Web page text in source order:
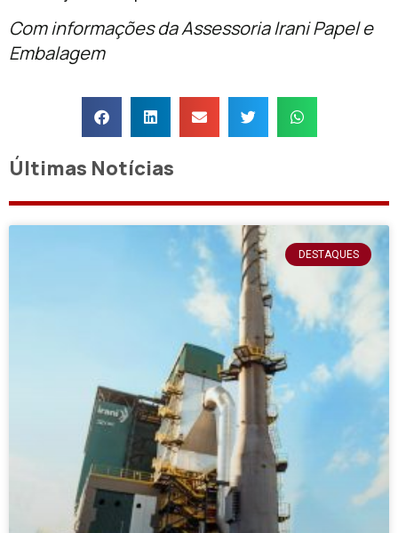
Com informações da Assessoria Irani Papel e
Embalagem
Últimas Notícias
DESTAQUES